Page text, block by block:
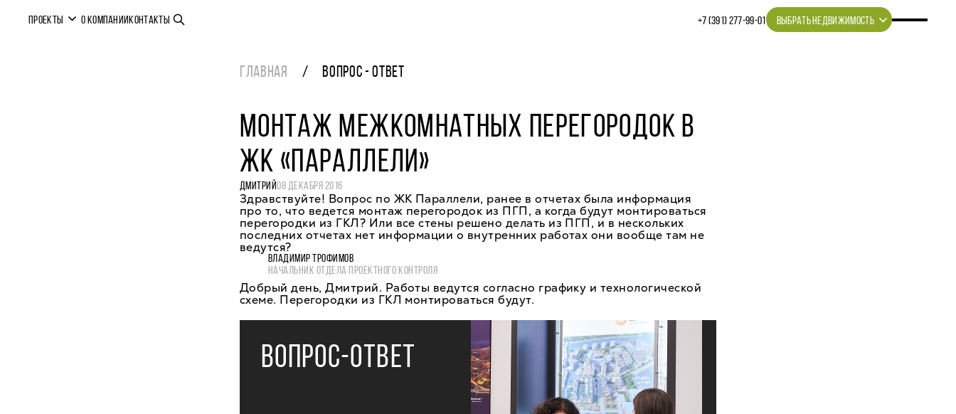
ПРОЕКТЫ О КОМПАНИИКОНТАКТЫ +7 (391) 277‒99‒01 ВЫБРАТЬ НЕДВИЖИМОСТЬ
ГЛАВНАЯ ВОПРОС - ОТВЕТ
МОНТАЖ МЕЖКОМНАТНЫХ ПЕРЕГОРОДОК В
ЖК «ПАРАЛЛЕЛИ»
ДМИТРИЙ08 ДЕКАБРЯ 2016
Здравствуйте! Вопрос по ЖК Параллели, ранее в отчетах была информация
про то, что ведется монтаж перегородок из ПГП, а когда будут монтироваться
перегородки из ГКЛ? Или все стены решено делать из ПГП, и в нескольких
последних отчетах нет информации о внутренних работах они вообще там не
ведутся?
ВЛАДИМИР ТРОФИМОВ
НАЧАЛЬНИК ОТДЕЛА ПРОЕКТНОГО КОНТРОЛЯ
Добрый день, Дмитрий. Работы ведутся согласно графику и технологической
схеме. Перегородки из ГКЛ монтироваться будут.
ВОПРОС-ОТВЕТ